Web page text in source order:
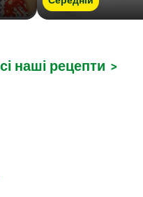
наші рецепти >